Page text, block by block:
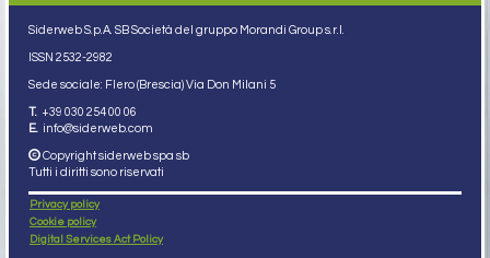
Siderweb S.p.A. SB Società del gruppo Morandi Group s.r.l.
ISSN 2532-2982
Sede sociale: Flero (Brescia) Via Don Milani 5
T. +39 030 254 00 06
E. info@siderweb.com
Copyright siderweb spa sb
Tutti i diritti sono riservati
Privacy policy
Cookie policy
Digital Services Act Policy